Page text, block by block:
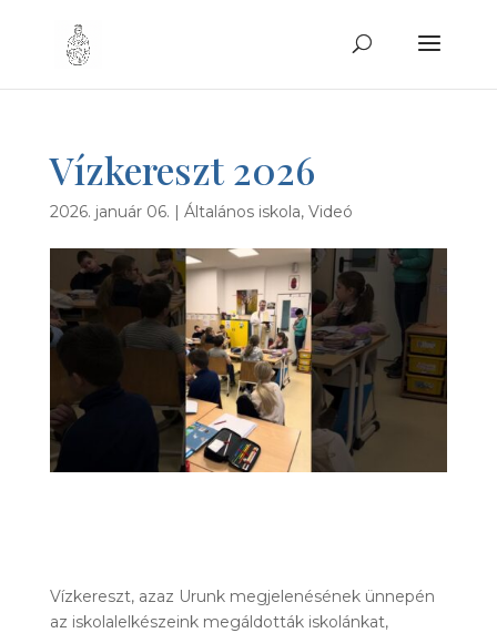
Vízkereszt 2026
2026. január 06. | Általános iskola, Videó
Vízkereszt, azaz Urunk megjelenésének ünnepén
az iskolalelkészeink megáldották iskolánkat,